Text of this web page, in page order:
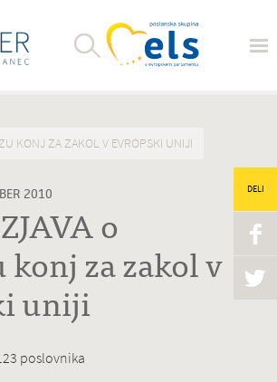
KONJ ZA ZAKOL V EVROPSKI UNIJI
2010
o
konj za zakol v
uniji
DELI
poslovnika